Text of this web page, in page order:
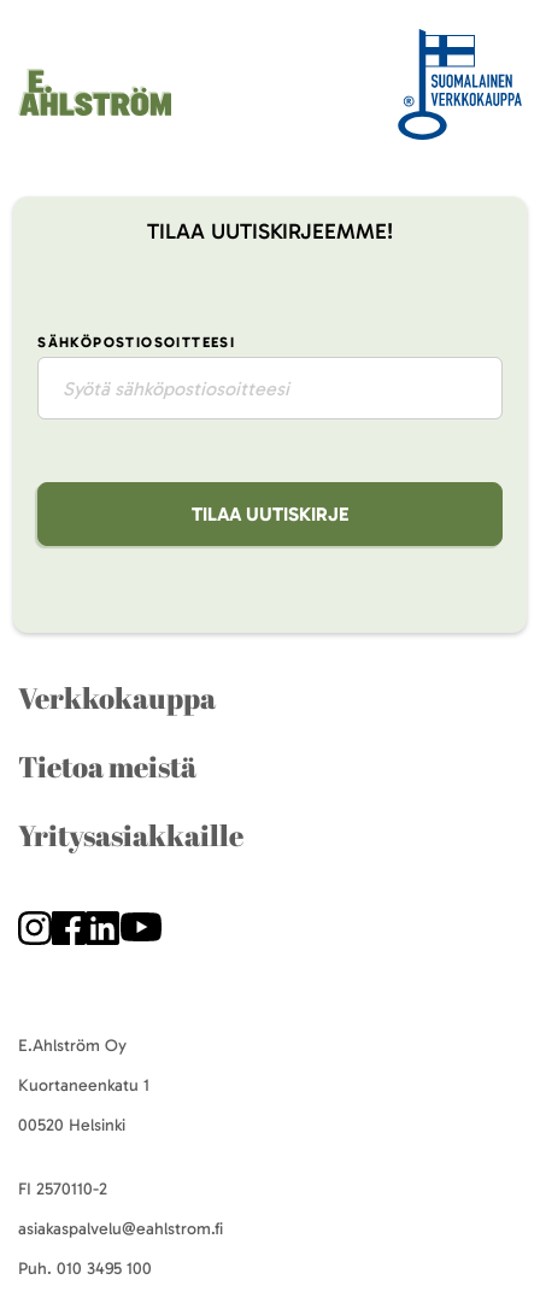
TILAA UUTISKIRJEEMME!
SÄHKÖPOSTIOSOITTEESI
TILAA UUTISKIRJE
Verkkokauppa
Tietoa meistä
Yritysasiakkaille
E.Ahlström Oy
Kuortaneenkatu 1
00520 Helsinki
FI 2570110-2
asiakaspalvelu@eahlstrom.fi
Puh. 010 3495 100